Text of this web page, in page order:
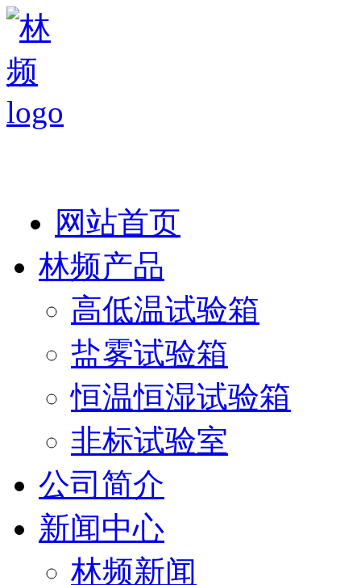
网站首页
林频产品
高低温试验箱
盐雾试验箱
恒温恒湿试验箱
非标试验室
公司简介
新闻中心
林频新闻